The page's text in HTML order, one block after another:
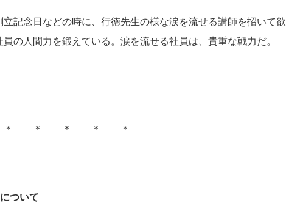
記念日などの時に、行徳先生の様な涙を流せる講師を招いて欲
の人間力を鍛えている。涙を流せる社員は、貴重な戦力だ。
＊ ＊ ＊ ＊ ＊
ついて